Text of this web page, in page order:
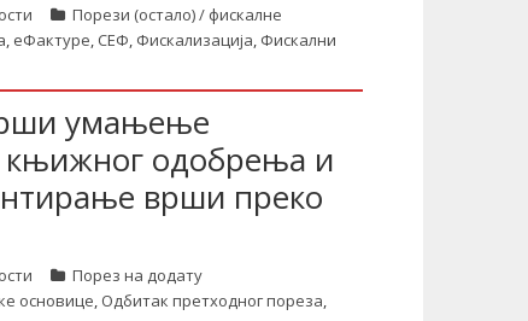
Порези (остало) / фискалне
, еФактуре, СЕФ, Фискализација, Фискални
умањење
књижног одобрења и
врши преко
Порез на додату
основице, Одбитак претходног пореза,